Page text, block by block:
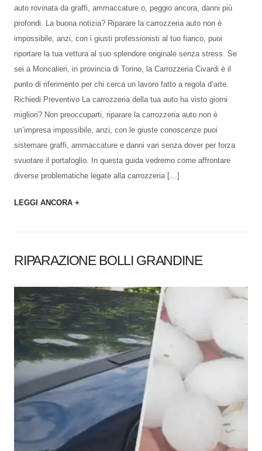
auto rovinata da graffi, ammaccature o, peggio ancora, danni più
profondi. La buona notizia? Riparare la carrozzeria auto non è
impossibile, anzi, con i giusti professionisti al tuo fianco, puoi
riportare la tua vettura al suo splendore originale senza stress. Se
sei a Moncalieri, in provincia di Torino, la Carrozzeria Civardi è il
punto di riferimento per chi cerca un lavoro fatto a regola d’arte.
Richiedi Preventivo La carrozzeria della tua auto ha visto giorni
migliori? Non preoccuparti, riparare la carrozzeria auto non è
un’impresa impossibile, anzi, con le giuste conoscenze puoi
sistemare graffi, ammaccature e danni vari senza dover per forza
svuotare il portafoglio. In questa guida vedremo come affrontare
diverse problematiche legate alla carrozzeria […]
LEGGI ANCORA +
RIPARAZIONE BOLLI GRANDINE